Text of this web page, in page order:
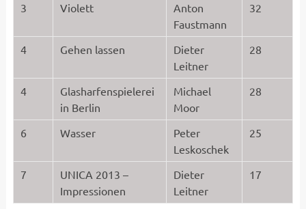
3 Violett
Anton
Faustmann
32
4 Gehen lassen
Dieter
Leitner
28
4
Glasharfenspielerei
in Berlin
Michael
Moor
28
6 Wasser
Peter
Leskoschek
25
7
UNICA 2013 –
Impressionen
Dieter
Leitner
17